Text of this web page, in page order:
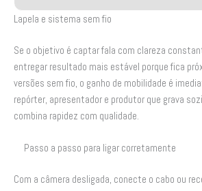
Lapela e sistema sem fio
Se o objetivo é captar fala com clareza
entregar resultado mais estável porque fica
versões sem fio, o ganho de mobilidade é
repórter, apresentador e produtor que grava
combina rapidez com qualidade.
Passo a passo para ligar corretamente
Com a câmera desligada, conecte o cabo ou